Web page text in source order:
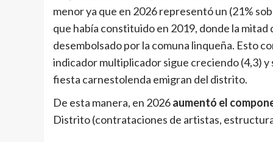
menor ya que en 2026 representó un (21%
que había constituido en 2019, donde la
desembolsado por la comuna linqueña. Esto
indicador multiplicador sigue creciendo (4,3) y
fiesta carnestolenda emigran del distrito.
De esta manera, en 2026aumentó el
Distrito (contrataciones de artistas,